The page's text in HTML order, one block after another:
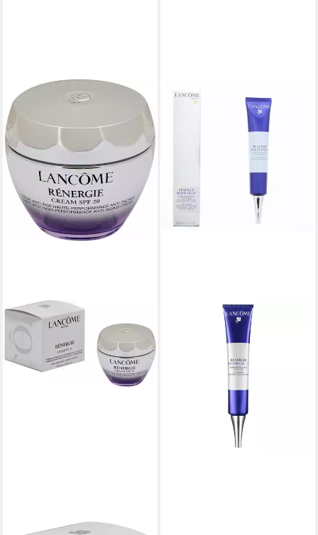
Tagescreme Lancôme
Renergie Multi-Cica Healing
lieferbar in 3 Wochen